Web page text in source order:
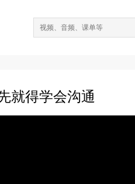
就得学会沟通